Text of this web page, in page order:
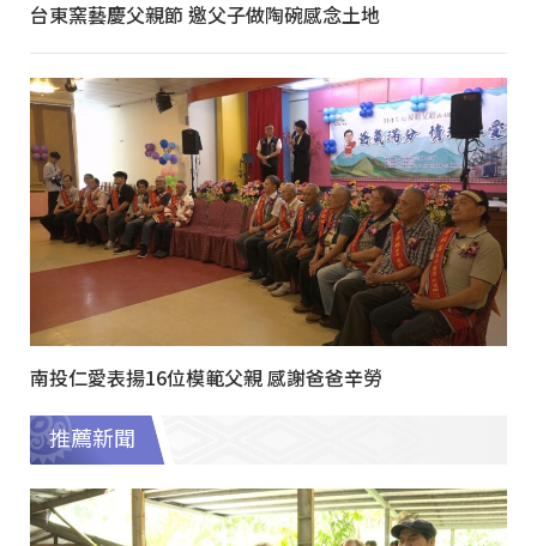
台東窯藝慶父親節 邀父子做陶碗感念土地
南投仁愛表揚16位模範父親 感謝爸爸辛勞
推薦新聞